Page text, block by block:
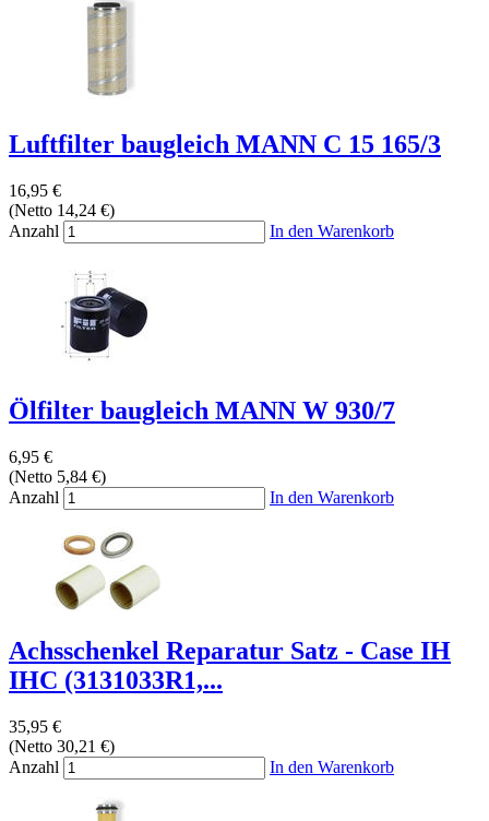
Luftfilter baugleich MANN C 15 165/3
16,95 €
(Netto 14,24 €)
Anzahl
In den Warenkorb
Ölfilter baugleich MANN W 930/7
6,95 €
(Netto 5,84 €)
Anzahl
In den Warenkorb
Achsschenkel Reparatur Satz - Case IH
IHC (3131033R1,...
35,95 €
(Netto 30,21 €)
Anzahl
In den Warenkorb